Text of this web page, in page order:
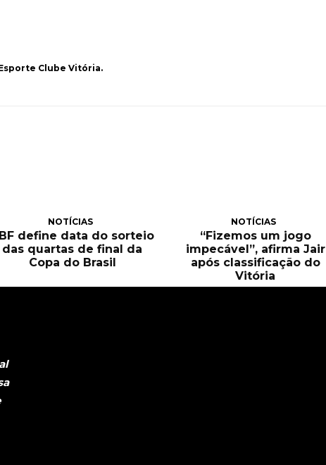
Clube Vitória.
NOTÍCIAS
define data do sorteio
das quartas de final da
Copa do Brasil
NOTÍCIAS
“Fizemos um jogo
impecável”, afirma Jair
após classificação do
Vitória